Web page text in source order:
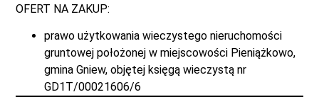
OFERT NA ZAKUP:
prawo użytkowania wieczystego nieruchomości
gruntowej położonej w miejscowości Pieniążkowo,
gmina Gniew, objętej księgą wieczystą nr
GD1T/00021606/6